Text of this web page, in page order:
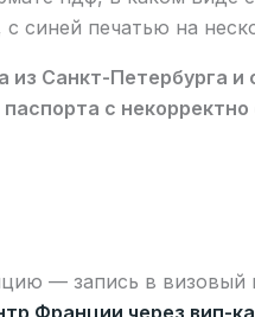
синей печатью на
Санкт-Петербурга и
с
— запись в визовый